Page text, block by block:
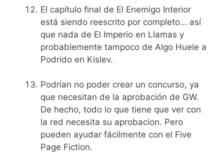
El capítulo final de El Enemigo Interior
está siendo reescrito por completo… así
que nada de El Imperio en Llamas y
probablemente tampoco de Algo Huele a
Podrido en Kislev.
Podrían no poder crear un concurso, ya
que necesitan de la aprobación de GW.
De hecho, todo lo que tiene que ver con
la red necesita su aprobacion. Pero
pueden ayudar fácilmente con el Five
Page Fiction.